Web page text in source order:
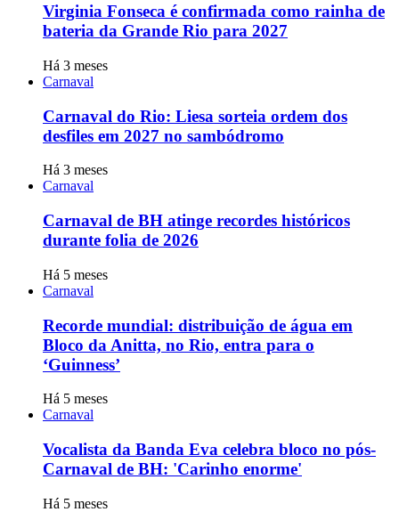
Virginia Fonseca é confirmada como rainha de
bateria da Grande Rio para 2027
Há 3 meses
Carnaval
Carnaval do Rio: Liesa sorteia ordem dos
desfiles em 2027 no sambódromo
Há 3 meses
Carnaval
Carnaval de BH atinge recordes históricos
durante folia de 2026
Há 5 meses
Carnaval
Recorde mundial: distribuição de água em
Bloco da Anitta, no Rio, entra para o
‘Guinness’
Há 5 meses
Carnaval
Vocalista da Banda Eva celebra bloco no pós-
Carnaval de BH: 'Carinho enorme'
Há 5 meses